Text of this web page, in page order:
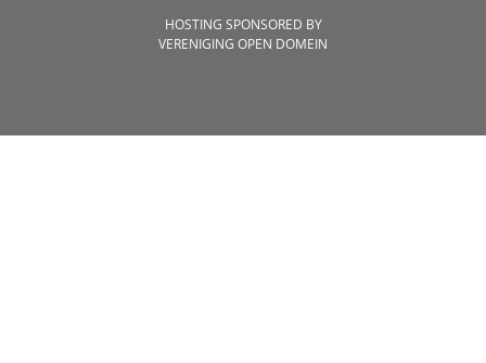
HOSTING SPONSORED BY
VERENIGING OPEN DOMEIN